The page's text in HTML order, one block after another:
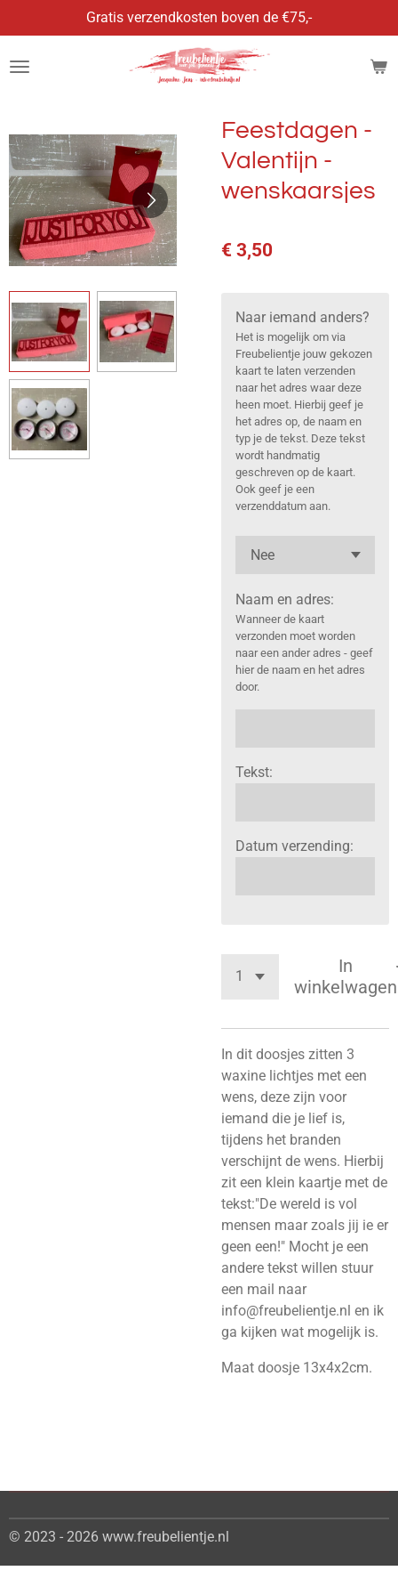
direct
naar
Gratis verzendkosten boven de €75,-
Feestdagen -
Valentijn -
wenskaarsjes
€ 3,50
Naar iemand anders?
Het is mogelijk om via
Freubelientje jouw gekozen
kaart te laten verzenden
naar het adres waar deze
heen moet. Hierbij geef je
het adres op, de naam en
typ je de tekst. Deze tekst
wordt handmatig
geschreven op de kaart.
Ook geef je een
verzenddatum aan.
Naam en adres:
Wanneer de kaart
verzonden moet worden
naar een ander adres - geef
hier de naam en het adres
door.
Tekst:
Datum verzending:
In
winkelwagen
In dit doosjes zitten 3
waxine lichtjes met een
wens, deze zijn voor
iemand die je lief is,
tijdens het branden
verschijnt de wens. Hierbij
zit een klein kaartje met de
tekst:"De wereld is vol
mensen maar zoals jij ie er
geen een!" Mocht je een
andere tekst willen stuur
een mail naar
info@freubelientje.nl en ik
ga kijken wat mogelijk is.
Maat doosje 13x4x2cm.
© 2023 - 2026 www.freubelientje.nl